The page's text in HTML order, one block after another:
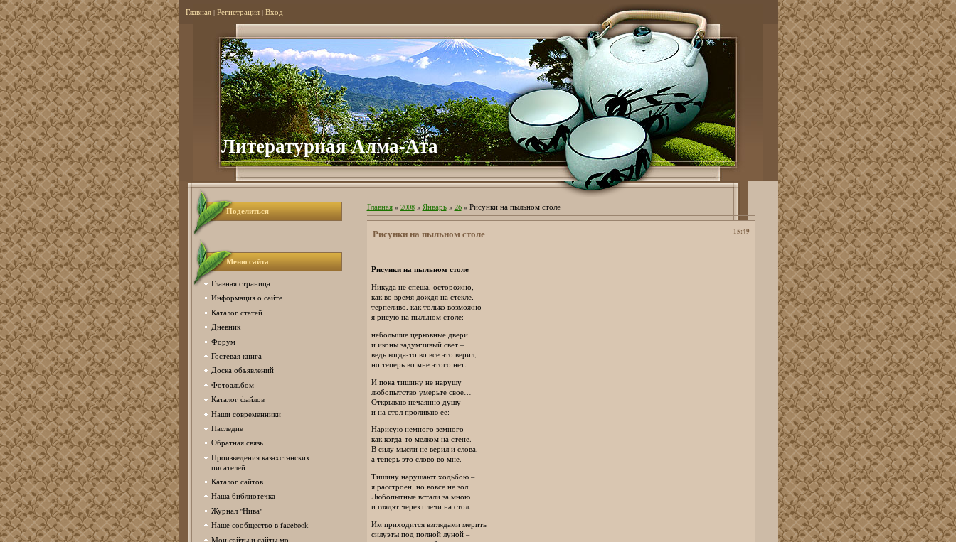
Главная| Регистрация| Вход
Литературная Алма-Ата
Поделиться
Меню сайта
Главная страница
Информация о сайте
Каталог статей
Дневник
Форум
Гостевая книга
Доска объявлений
Фотоальбом
Каталог файлов
Наши современники
Наследие
Обратная связь
Произведения казахстанских
писателей
Каталог сайтов
Наша библиотечка
Журнал "Нива"
Наше сообщество в facebook
Мои сайты и сайты мо...
Главная» 2008 » Январь » 26» Рисунки на пыльном столе
15:49
Рисунки на пыльном столе
Рисунки на пыльном столе
Никуда не спеша, осторожно,
как во время дождя на стекле,
терпеливо, как только возможно
я рисую на пыльном столе:
небольшие церковные двери
и иконы задумчивый свет –
ведь когда-то во все это верил,
но теперь во мне этого нет.
И пока тишину не нарушу
любопытство умерьте свое…
Открываю нечаянно душу
и на стол проливаю ее:
Нарисую немного земного
как когда-то мелком на стене.
В силу мысли не верил и слова,
а теперь это слово во мне.
Тишину нарушают ходьбою –
я расстроен, но вовсе не зол.
Любопытные встали за мною
и глядят через плечи на стол.
Им приходится взглядами мерить
силуэты под полной луной –